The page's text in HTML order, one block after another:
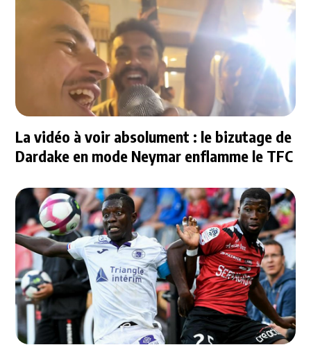
La vidéo à voir absolument : le bizutage de
Dardake en mode Neymar enflamme le TFC